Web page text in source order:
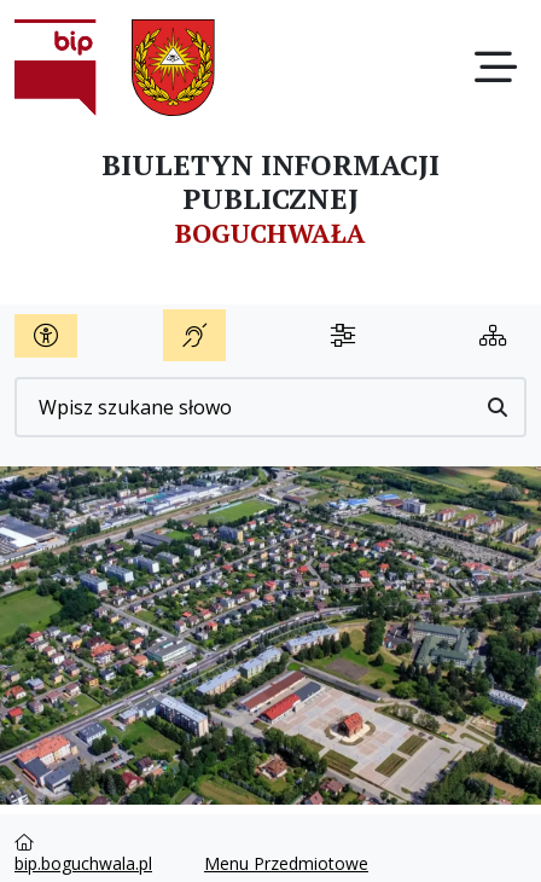
Wyszukiwarka
BIULETYN INFORMACJI
PUBLICZNEJ
BOGUCHWAŁA
bip.boguchwala.pl
Menu Przedmiotowe